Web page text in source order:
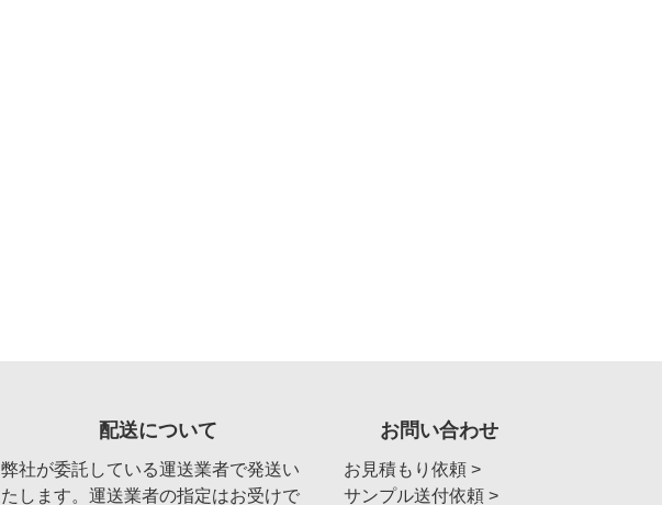
配送について
弊社が委託している運送業者で発送い
たします。運送業者の指定はお受けで
お問い合わせ
お見積もり依頼 >
サンプル送付依頼 >